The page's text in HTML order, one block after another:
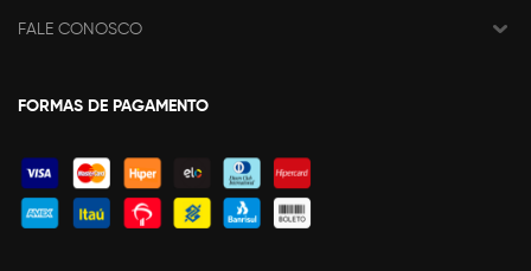
FALE CONOSCO
FORMAS DE PAGAMENTO